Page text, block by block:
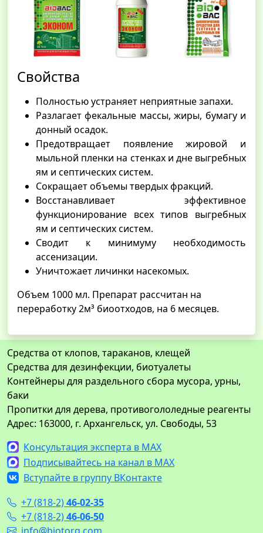
Свойства
Полностью устраняет неприятные запахи.
Разлагает фекальные массы, жиры, бумагу и
донный осадок.
Предотвращает появление жировой и
мыльной пленки на стенках и дне выгребных
ям и септических систем.
Сокращает объемы твердых фракций.
Восстанавливает эффективное
функционирование всех типов выгребных
ям и септических систем.
Сводит к минимуму необходимость
ассенизации.
Уничтожает личинки насекомых.
Объем 1000 мл. Препарат рассчитан на
переработку 2м³ биоотходов, на 6 месяцев.
Средства от клопов, тараканов, клещей
Средства для дезинфекции, биотуалеты
Контейнеры для раздельного сбора мусора, урны,
баки
Пропитки для дерева, противогололедные реагенты
Адрес: 163000, г. Архангельск, ул. Свободы, 53
Консультация эксперта в MAX
Подписывайтесь на канал в MAX
Вступайте в группу ВКонтакте
+7 (818-2)46-02-35
+7 (818-2)46-06-50
info@biotorg.com